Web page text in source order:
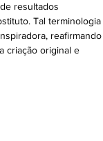
resultados
Tal terminologia
reafirmando
criação original e